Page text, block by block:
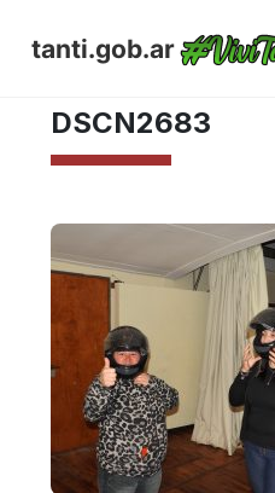
tanti.gob.ar
AGOSTO 29, 2017
DSCN2683